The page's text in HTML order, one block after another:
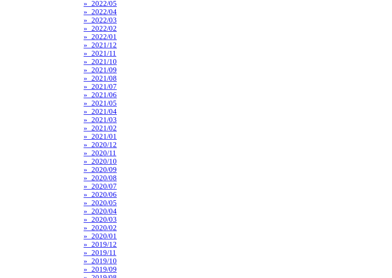
» 2022/05
» 2022/04
» 2022/03
» 2022/02
» 2022/01
» 2021/12
» 2021/11
» 2021/10
» 2021/09
» 2021/08
» 2021/07
» 2021/06
» 2021/05
» 2021/04
» 2021/03
» 2021/02
» 2021/01
» 2020/12
» 2020/11
» 2020/10
» 2020/09
» 2020/08
» 2020/07
» 2020/06
» 2020/05
» 2020/04
» 2020/03
» 2020/02
» 2020/01
» 2019/12
» 2019/11
» 2019/10
» 2019/09